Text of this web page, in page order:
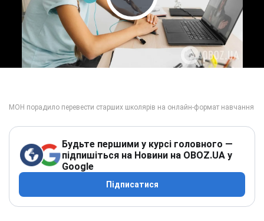
Play Video
Будьте першими у курсі головного —
підпишіться на Новини на OBOZ.UA у
Google
Підписатися